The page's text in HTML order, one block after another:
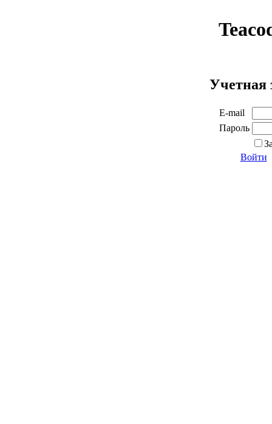
Учетная
E-mail
Пароль
Войти